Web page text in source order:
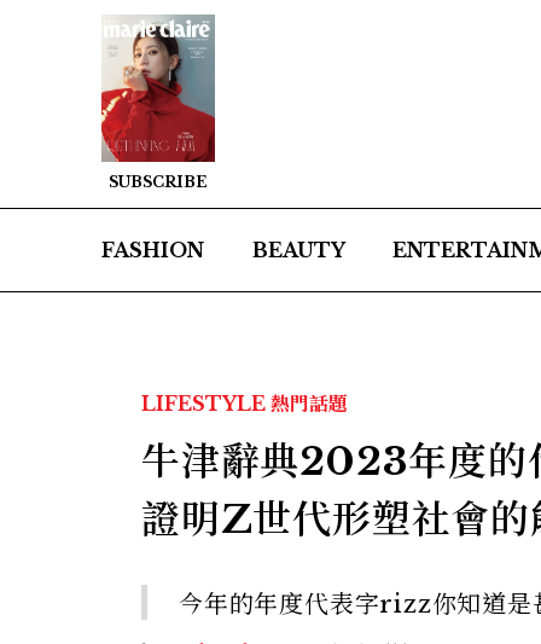
SUBSCRIBE
FASHION BEAUTY
LIFESTYLE 熱門話題
牛津辭典2023年度
證明Z世代形塑社會的
今年的年度代表字rizz你知道是